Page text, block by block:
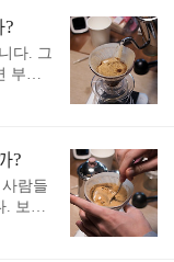
. 입..
드
르고
일부
가지
드러
학 약
하는
다. 그
부로
쇄
통과
동할
농도
서 다
45g
?
람들
보편
니다.